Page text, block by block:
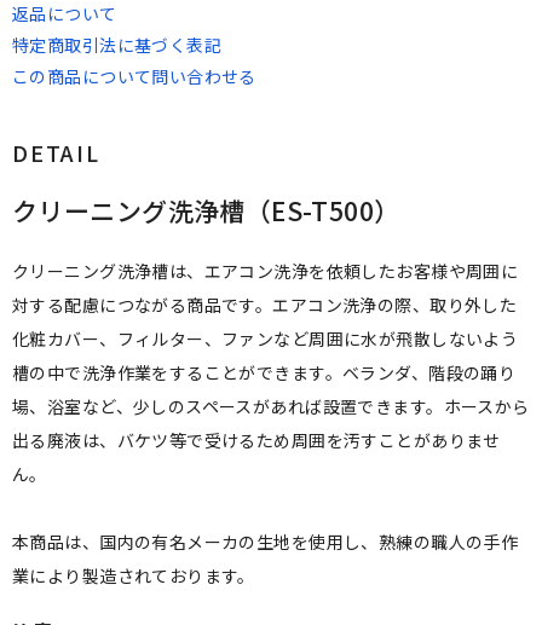
返品について
特定商取引法に基づく表記
この商品について問い合わせる
DETAIL
クリーニング洗浄槽（ES-T500）
クリーニング洗浄槽は、エアコン洗浄を依頼したお客様や周囲に
対する配慮につながる商品です。エアコン洗浄の際、取り外した
化粧カバー、フィルター、ファンなど周囲に水が飛散しないよう
槽の中で洗浄作業をすることができます。ベランダ、階段の踊り
場、浴室など、少しのスペースがあれば設置できます。ホースから
出る廃液は、バケツ等で受けるため周囲を汚すことがありませ
ん。
本商品は、国内の有名メーカの生地を使用し、熟練の職人の手作
業により製造されております。